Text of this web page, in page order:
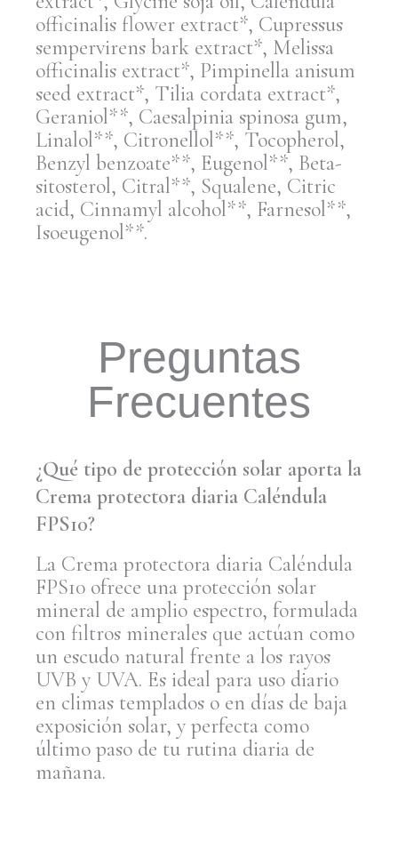
officinalis flower extract*, Cupressus
sempervirens bark extract*, Melissa
officinalis extract*, Pimpinella anisum
seed extract*, Tilia cordata extract*,
Geraniol**, Caesalpinia spinosa gum,
Linalol**, Citronellol**, Tocopherol,
Benzyl benzoate**, Eugenol**, Beta-
sitosterol, Citral**, Squalene, Citric
acid, Cinnamyl alcohol**, Farnesol**,
Isoeugenol**.
Preguntas
Frecuentes
¿Qué tipo de protección solar aporta la
Crema protectora diaria Caléndula
FPS10?
La Crema protectora diaria Caléndula
FPS10 ofrece una protección solar
mineral de amplio espectro, formulada
con filtros minerales que actúan como
un escudo natural frente a los rayos
UVB y UVA. Es ideal para uso diario
en climas templados o en días de baja
exposición solar, y perfecta como
último paso de tu rutina diaria de
mañana.